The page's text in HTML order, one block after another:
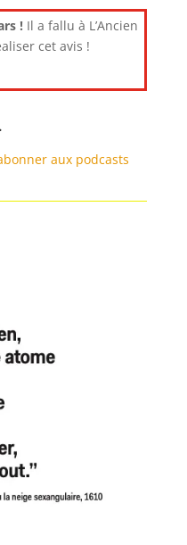
!Il a fallu à L’Ancien
cet avis !
.
aux podcasts